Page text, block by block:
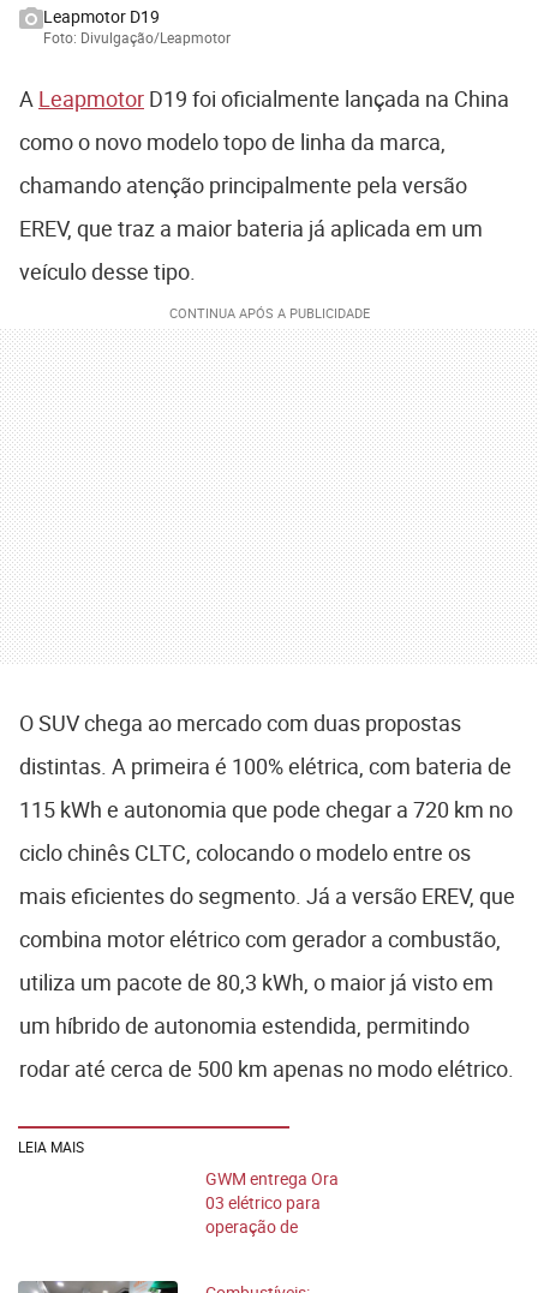
Leapmotor D19
Foto: Divulgação/Leapmotor
A Leapmotor D19 foi oficialmente lançada na China
como o novo modelo topo de linha da marca,
chamando atenção principalmente pela versão
EREV, que traz a maior bateria já aplicada em um
veículo desse tipo.
O SUV chega ao mercado com duas propostas
distintas. A primeira é 100% elétrica, com bateria de
115 kWh e autonomia que pode chegar a 720 km no
ciclo chinês CLTC, colocando o modelo entre os
mais eficientes do segmento. Já a versão EREV, que
combina motor elétrico com gerador a combustão,
utiliza um pacote de 80,3 kWh, o maior já visto em
um híbrido de autonomia estendida, permitindo
rodar até cerca de 500 km apenas no modo elétrico.
LEIA MAIS
GWM entrega Ora
03 elétrico para
operação de